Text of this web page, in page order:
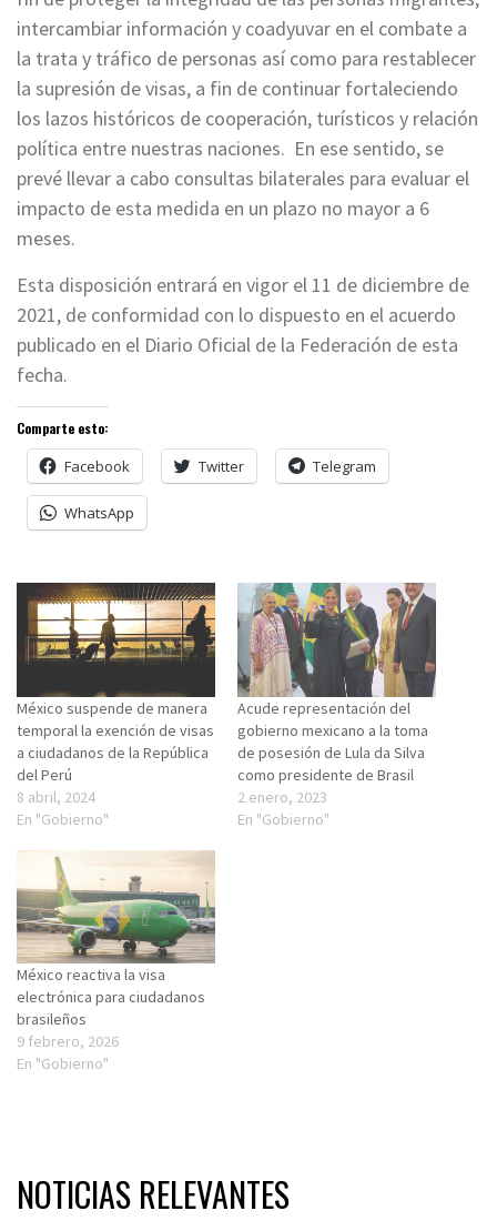
intercambiar información y coadyuvar en el combate a
la trata y tráfico de personas así como para restablecer
la supresión de visas, a fin de continuar fortaleciendo
los lazos históricos de cooperación, turísticos y relación
política entre nuestras naciones. En ese sentido, se
prevé llevar a cabo consultas bilaterales para evaluar el
impacto de esta medida en un plazo no mayor a 6
meses.
Esta disposición entrará en vigor el 11 de diciembre de
2021, de conformidad con lo dispuesto en el acuerdo
publicado en el Diario Oficial de la Federación de esta
fecha.
Comparte esto:
Facebook Twitter Telegram
WhatsApp
México suspende de manera
temporal la exención de visas
a ciudadanos de la República
del Perú
8 abril, 2024
En "Gobierno"
Acude representación del
gobierno mexicano a la toma
de posesión de Lula da Silva
como presidente de Brasil
2 enero, 2023
En "Gobierno"
México reactiva la visa
electrónica para ciudadanos
brasileños
9 febrero, 2026
En "Gobierno"
NOTICIAS RELEVANTES